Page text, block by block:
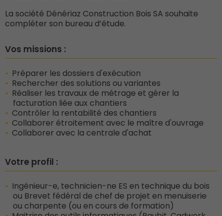
La société Dénériaz Construction Bois SA souhaite
compléter son bureau d’étude.
Vos missions :
Préparer les dossiers d'exécution
Rechercher des solutions ou variantes
Réaliser les travaux de métrage et gérer la
facturation liée aux chantiers
Contrôler la rentabilité des chantiers
Collaborer étroitement avec le maître d'ouvrage
Collaborer avec la centrale d'achat
Votre profil :
Ingénieur-e, technicien-ne ES en technique du bois
ou Brevet fédéral de chef de projet en menuiserie
ou charpente (ou en cours de formation)